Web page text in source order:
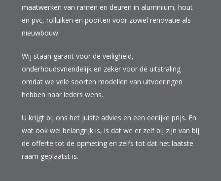
maatwerken van ramen en deuren in aluminium, hout
en pvc, rolluiken en poorten voor zowel renovatie als
nieuwbouw.
Wij staan garant voor de veiligheid,
onderhoudsvriendelijk en zeker voor de uitstraling
omdat we vele soorten modellen van uitvoeringen
hebben naar ieders wens.
U krijgt bij ons het juiste advies en een eerlijke prijs. En
wat ook wel belangrijk is, is dat we er zelf bij zijn van bij
de offerte tot de opmeting en zelfs tot dat het laatste
raam geplaatst is.